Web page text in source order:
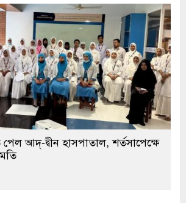
আদ্-দ্বীন হাসপাতাল, শর্তসাপেক্ষে